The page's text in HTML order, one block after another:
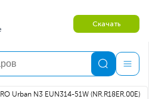
Скачать
Urban N3 EUN314-51W (NR.R18ER.00E)